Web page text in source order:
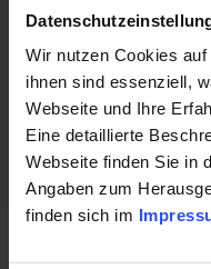
Wir nutzen Cookies
ihnen sind essenziell,
Webseite und Ihre
Eine detaillierte
Webseite finden Sie in
Angaben zum
finden sich im
Gesundheit ist der
möchte gesund werden.
Für sich selbst und für